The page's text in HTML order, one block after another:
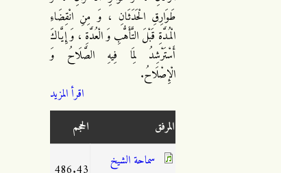
طَوَارِقِ الْحَدَثَانِ ، وَ مِنِ انْقِضَاءِ
الْمُدَّةِ قَبْلَ التَّأَهُّبِ وَ الْعُدَّةِ ، وَ إِيَّاكَ
أَسْتَرْشِدُ لِمَا فِيهِ الصَّلَاحُ وَ
الْإِصْلَاحُ.
اقرأ المزيد
المرفق
الحجم
سماحة الشيخ